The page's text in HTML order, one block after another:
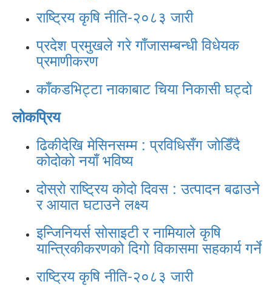
राष्ट्रिय कृषि नीति-२०८३ जारी
प्रदेश प्रमुखले गरे गाँजासम्बन्धी विधेयक
प्रमाणीकरण
काँकडभिट्टा नाकाबाट चिया निकासी घट्दो
लोकप्रिय
ढिकीदेखि मेसिनसम्म : प्रविधिसँग जोडिँदै
कोदोको नयाँ भविष्य
दोस्रो राष्ट्रिय कोदो दिवस : उत्पादन बढाउने
र आयात घटाउने लक्ष्य
इन्जिनियर्स सोसाइटी र नामियाले कृषि
यान्त्रिकीकरणको दिगो विकासमा सहकार्य गर्ने
राष्ट्रिय कृषि नीति-२०८३ जारी